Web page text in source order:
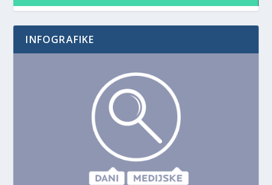
INFOGRAFIKE